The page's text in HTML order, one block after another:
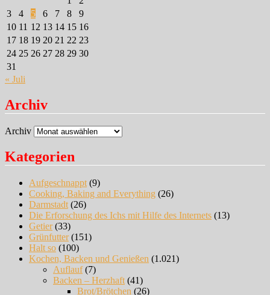
3
4 5 6 7 8
9
10 11 12 13 14 15 16
17 18 19 20 21 22 23
24 25 26 27 28 29 30
31
« Juli
Archiv
Archiv
Kategorien
Aufgeschnappt (9)
Cooking, Baking and Everything (26)
Darmstadt (26)
Die Erforschung des Ichs mit Hilfe des Internets (13)
Getier(33)
Grünfutter(151)
Halt so (100)
Kochen, Backen und Genießen (1.021)
Auflauf(7)
Backen – Herzhaft (41)
Brot/Brötchen (26)